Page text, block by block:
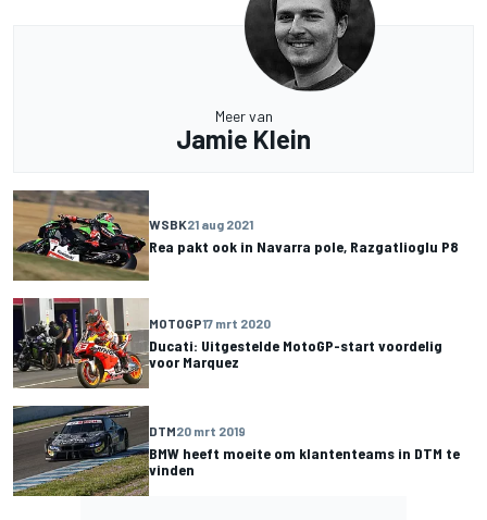
Meer van
Jamie Klein
WSBK21 aug 2021
Rea pakt ook in Navarra pole, Razgatlioglu P8
MOTOGP17 mrt 2020
Ducati: Uitgestelde MotoGP-start voordelig
voor Marquez
DTM20 mrt 2019
BMW heeft moeite om klantenteams in DTM te
vinden